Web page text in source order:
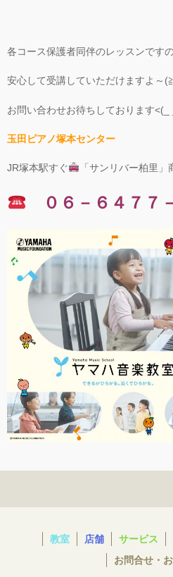
各コース保護者同伴のレッスンです
安心して受講していただけますよ～
お問い合わせお待ちしております<(_
玉田ピアノ塚本センター
JR塚本駅すぐ 「サンリバー柏里」
０６－６４７７
教室 店舗 サービス
お問合せ・